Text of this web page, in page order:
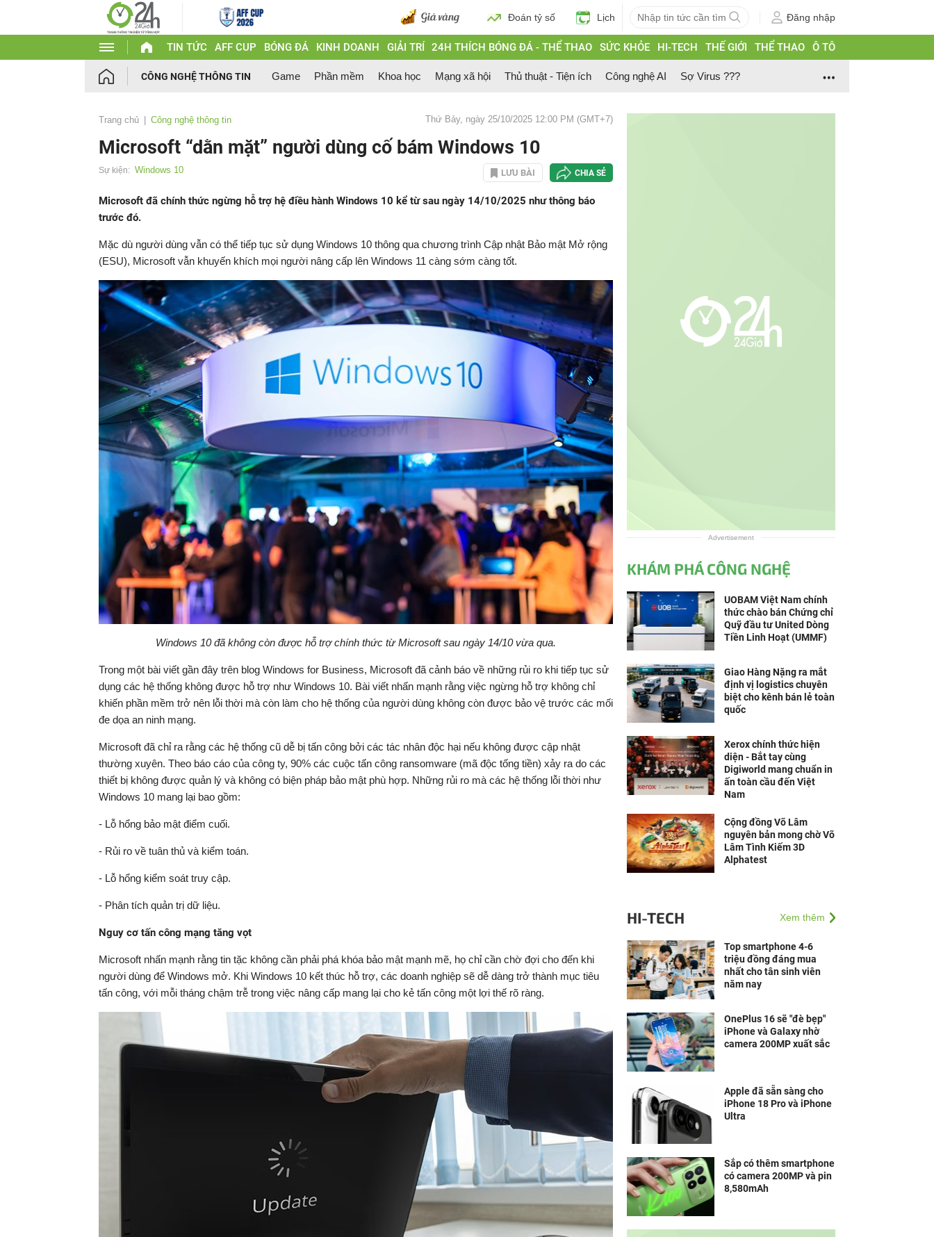
Đoán tỷ số Lịch Đăng nhập
TIN TỨC AFF CUP BÓNG ĐÁ KINH DOANH GIẢI TRÍ 24H THÍCH BÓNG ĐÁ - THỂ THAO SỨC KHỎE HI-TECH THẾ GIỚI THỂ THAO Ô TÔ
CÔNG NGHỆ THÔNG TIN Game Phần mềm Khoa học Mạng xã hội Thủ thuật - Tiện ích Công nghệ AI Sợ Virus ???
Trang chủ Công nghệ thông tin Thứ Bảy, ngày 25/10/2025 12:00 PM (GMT+7)
Microsoft “dằn mặt” người dùng cố bám Windows 10
Sự kiện: Windows 10 LƯU BÀI CHIA SẺ
Microsoft đã chính thức ngừng hỗ trợ hệ điều hành Windows 10 kể từ sau ngày 14/10/2025 như thông báo
trước đó.
Mặc dù người dùng vẫn có thể tiếp tục sử dụng Windows 10 thông qua chương trình Cập nhật Bảo mật Mở rộng
(ESU), Microsoft vẫn khuyến khích mọi người nâng cấp lên Windows 11 càng sớm càng tốt.
Windows 10 đã không còn được hỗ trợ chính thức từ Microsoft sau ngày 14/10 vừa qua.
Trong một bài viết gần đây trên blog Windows for Business, Microsoft đã cảnh báo về những rủi ro khi tiếp tục sử
dụng các hệ thống không được hỗ trợ như Windows 10. Bài viết nhấn mạnh rằng việc ngừng hỗ trợ không chỉ
khiến phần mềm trở nên lỗi thời mà còn làm cho hệ thống của người dùng không còn được bảo vệ trước các mối
đe dọa an ninh mạng.
Microsoft đã chỉ ra rằng các hệ thống cũ dễ bị tấn công bởi các tác nhân độc hại nếu không được cập nhật
thường xuyên. Theo báo cáo của công ty, 90% các cuộc tấn công ransomware (mã độc tống tiền) xảy ra do các
thiết bị không được quản lý và không có biện pháp bảo mật phù hợp. Những rủi ro mà các hệ thống lỗi thời như
Windows 10 mang lại bao gồm:
- Lỗ hổng bảo mật điểm cuối.
- Rủi ro về tuân thủ và kiểm toán.
- Lỗ hổng kiểm soát truy cập.
- Phân tích quản trị dữ liệu.
Nguy cơ tấn công mạng tăng vọt
Microsoft nhấn mạnh rằng tin tặc không cần phải phá khóa bảo mật mạnh mẽ, họ chỉ cần chờ đợi cho đến khi
người dùng để Windows mở. Khi Windows 10 kết thúc hỗ trợ, các doanh nghiệp sẽ dễ dàng trở thành mục tiêu
tấn công, với mỗi tháng chậm trễ trong việc nâng cấp mang lại cho kẻ tấn công một lợi thế rõ ràng.
Advertisement
KHÁM PHÁ CÔNG NGHỆ
UOBAM Việt Nam chính
thức chào bán Chứng chỉ
Quỹ đầu tư United Dòng
Tiền Linh Hoạt (UMMF)
Giao Hàng Nặng ra mắt
định vị logistics chuyên
biệt cho kênh bán lẻ toàn
quốc
Xerox chính thức hiện
diện - Bắt tay cùng
Digiworld mang chuẩn in
ấn toàn cầu đến Việt
Nam
Cộng đồng Võ Lâm
nguyên bản mong chờ Võ
Lâm Tình Kiếm 3D
Alphatest
HI-TECH Xem thêm
Top smartphone 4-6
triệu đồng đáng mua
nhất cho tân sinh viên
năm nay
OnePlus 16 sẽ "đè bẹp"
iPhone và Galaxy nhờ
camera 200MP xuất sắc
Apple đã sẵn sàng cho
iPhone 18 Pro và iPhone
Ultra
Sắp có thêm smartphone
có camera 200MP và pin
8,580mAh